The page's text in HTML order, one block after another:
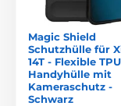
Magic Shield
Schutzhülle für
14T - Flexible TPU
Handyhülle mit
Kameraschutz -
Schwarz